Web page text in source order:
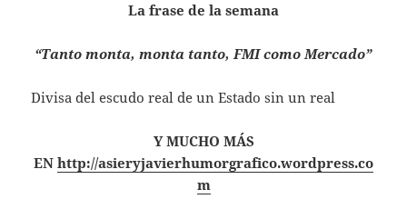
La frase de la semana
“Tanto monta, monta tanto, FMI como Mercado”
Divisa del escudo real de un Estado sin un real
Y MUCHO MÁS
EN http://asieryjavierhumorgrafico.wordpress.co
m